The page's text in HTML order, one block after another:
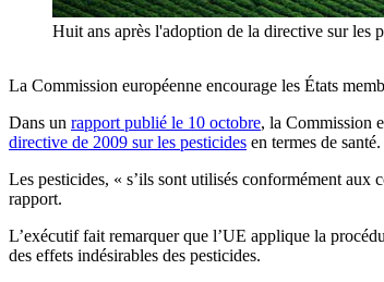
Huit ans après l'adoption de la directive sur les
La Commission européenne encourage les États
Dans un rapport publié le 10 octobre, la Commission
directive de 2009 sur les pesticides en termes de santé.
Les pesticides, « s’ils sont utilisés conformément aux
rapport.
L’exécutif fait remarquer que l’UE applique la
des effets indésirables des pesticides.